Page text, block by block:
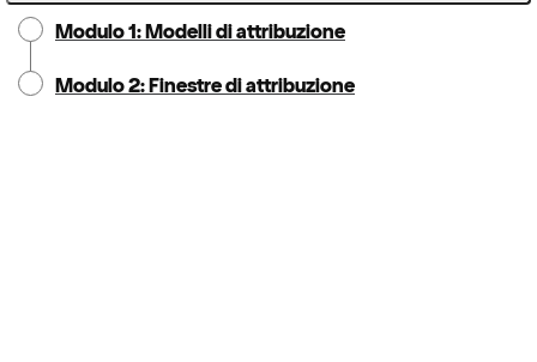
Modulo 1: Modelli di attribuzione
Modulo 2: Finestre di attribuzione